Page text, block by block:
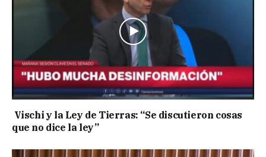
Vischi y la Ley de Tierras: “Se discutieron cosas
que no dice la ley”